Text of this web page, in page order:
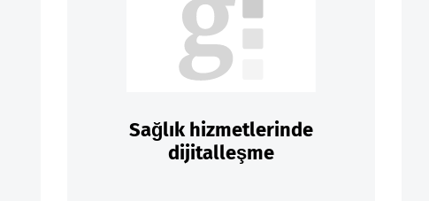
Sağlık hizmetlerinde
dijitalleşme